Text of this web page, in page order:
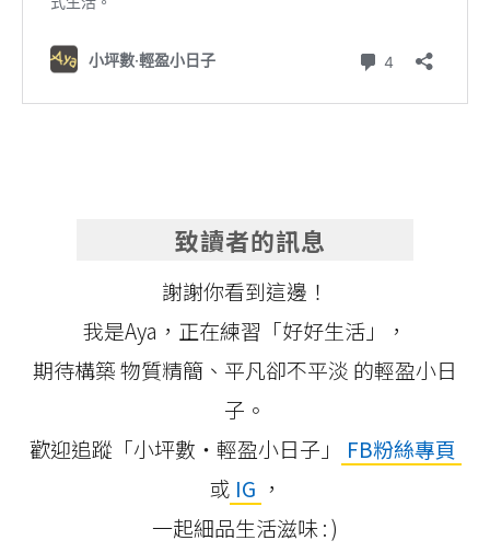
致讀者的訊息
謝謝你看到這邊！
我是Aya，正在練習「好好生活」，
期待構築 物質精簡、平凡卻不平淡 的輕盈小日
子。
歡迎追蹤「小坪數‧輕盈小日子」
FB粉絲專頁
或 IG ，
一起細品生活滋味 : )